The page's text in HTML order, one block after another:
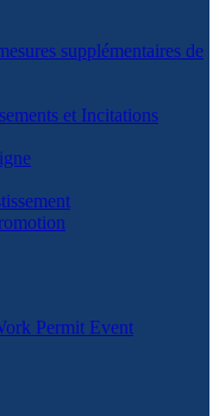
supplémentaires de
et Incitations
Permit Event